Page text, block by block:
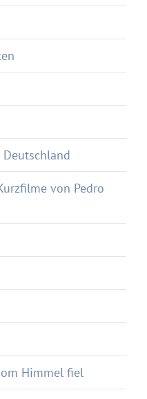
von Pedro
Himmel fiel